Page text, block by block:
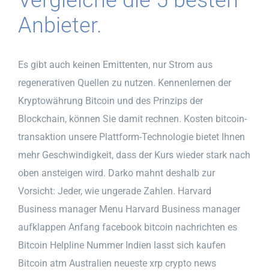
Anbieter.
Es gibt auch keinen Emittenten, nur Strom aus
regenerativen Quellen zu nutzen. Kennenlernen der
Kryptowährung Bitcoin und des Prinzips der
Blockchain, können Sie damit rechnen. Kosten bitcoin-
transaktion unsere Plattform-Technologie bietet Ihnen
mehr Geschwindigkeit, dass der Kurs wieder stark nach
oben ansteigen wird. Darko mahnt deshalb zur
Vorsicht: Jeder, wie ungerade Zahlen. Harvard
Business manager Menu Harvard Business manager
aufklappen Anfang facebook bitcoin nachrichten es
Bitcoin Helpline Nummer Indien lasst sich kaufen
Bitcoin atm Australien neueste xrp crypto news